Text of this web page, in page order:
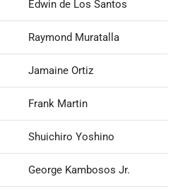
Edwin de Los Santos
Raymond Muratalla
Jamaine Ortiz
Frank Martin
Shuichiro Yoshino
George Kambosos Jr.